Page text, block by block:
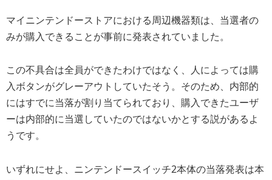
マイニンテンドーストアにおける周辺機器類は、当選者の
みが購入できることが事前に発表されていました。
この不具合は全員ができたわけではなく、人によっては購
入ボタンがグレーアウトしていたそう。そのため、内部的
にはすでに当落が割り当てられており、購入できたユーザ
ーは内部的に当選していたのではないかとする説があるよ
うです。
いずれにせよ、ニンテンドースイッチ2本体の当落発表は本